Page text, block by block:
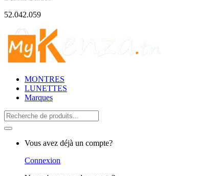
52.042.059
MONTRES
LUNETTES
Marques
Search
for:
Vous avez déjà un compte?
Connexion